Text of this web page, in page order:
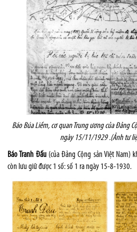
Báo Búa Liềm, cơ quan Trung ương của Đảng
ngày 15/11/1929 .(Ảnh tư
Báo Tranh Đấu(của Đảng Cộng sản Việt Nam)
còn lưu giữ được 1 số: số 1 ra ngày 15-8-1930.